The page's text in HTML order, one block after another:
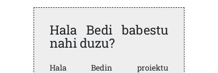
Hala Bedi babestu
nahi duzu?
Hala Bedin proiektu